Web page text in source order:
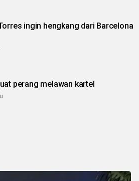
ingin hengkang dari Barcelona
perang melawan kartel